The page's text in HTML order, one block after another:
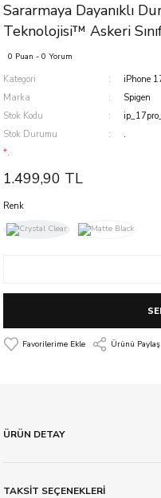
Sararmaya Dayanıklı
Teknolojisi™ Askeri
0 Puan - 0 Yorum
Kategori iPhone
Marka
Spigen
Stok Kodu
Stok Durumu
.
*.
1.499,90 TL
Renk
Ürünü Paylaş
ÜRÜN DETAY
TAKSİT SEÇENEKLERİ